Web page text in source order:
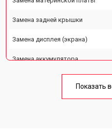
Замена задней крышки
Замена дисплея (экрана)
Замена аккумулятора
Ремонт цепи питания
Показать